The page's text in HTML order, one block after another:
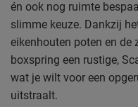
én ook nog ruimte
slimme keuze. Dankzij
eikenhouten poten en de
boxspring een rustige,
wat je wilt voor een
uitstraalt.